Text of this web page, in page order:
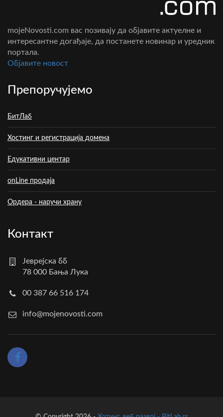
mojeNovosti.com вас позивају да објавите актуелне и
интересантне догађаје, да постанете новинар и уредник
портала.
Oбјавите новост
Препоручујемо
БитЛаб
Хостинг и регистрација домена
Едукативни центар
onLine продаја
Ордера - наручи храну
Контакт
Јеврејска бб
78 000 Бања Лука
00 387 66 516 174
info@mojenovosti.com